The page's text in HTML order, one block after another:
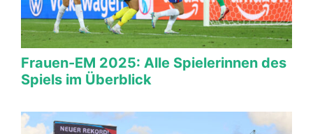
Frauen-EM 2025: Alle Spielerinnen des
Spiels im Überblick